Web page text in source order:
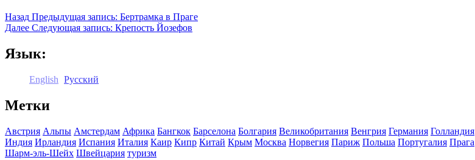
Назад Предыдущая запись: Бертрамка в Праге
Далее Следующая запись: Крепость Йозефов
Язык:
English Русский
Метки
Австрия Альпы Амстердам Африка Бангкок Барселона Болгария Великобритания Венгрия Германия Голландия
Индия Ирландия Испания Италия Каир Кипр Китай Крым Москва Норвегия Париж Польша Португалия Прага
Шарм-эль-Шейх Швейцария туризм